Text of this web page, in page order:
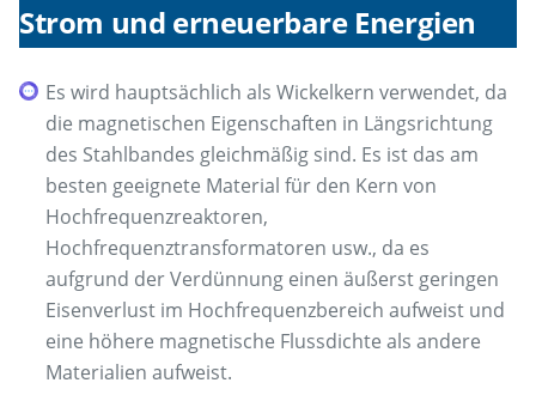
Strom und erneuerbare Energien
Es wird hauptsächlich als Wickelkern verwendet, da
die magnetischen Eigenschaften in Längsrichtung
des Stahlbandes gleichmäßig sind. Es ist das am
besten geeignete Material für den Kern von
Hochfrequenzreaktoren,
Hochfrequenztransformatoren usw., da es
aufgrund der Verdünnung einen äußerst geringen
Eisenverlust im Hochfrequenzbereich aufweist und
eine höhere magnetische Flussdichte als andere
Materialien aufweist.